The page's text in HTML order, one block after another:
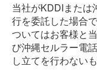
当社がKDDIまたは
行を委託した場合
ついてはお客様と
び沖縄セルラー電
し立てを行わない